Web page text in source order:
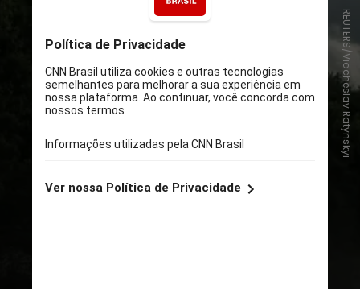
Os primeiros relatos de tropas
de Kursk, ao norte da fronteira
REUTERS/Viacheslav Ratynskyi